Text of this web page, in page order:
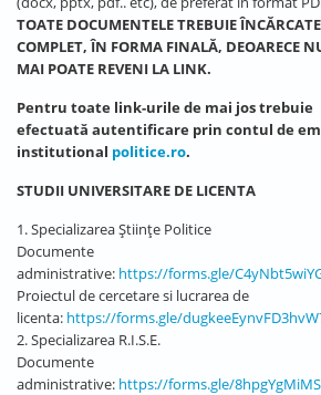
TOATE DOCUMENTELE TREBUIE ÎNCĂRCATE
COMPLET, ÎN FORMA FINALĂ, DEOARECE
MAI POATE REVENI LA LINK.
Pentru toate link-urile de mai jos trebuie
efectuată autentificare prin contul de
institutional politice.ro.
STUDII UNIVERSITARE DE LICENTA
1. Specializarea Științe Politice
Documente
administrative: https://forms.gle/
Proiectul de cercetare si lucrarea de
licenta: https://forms.gle/
2. Specializarea R.I.S.E.
Documente
administrative: https://forms.gle/